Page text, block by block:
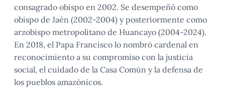
consagrado obispo en 2002. Se desempeñó como
obispo de Jaén (2002-2004) y posteriormente como
arzobispo metropolitano de Huancayo (2004-2024).
En 2018, el Papa Francisco lo nombró cardenal en
reconocimiento a su compromiso con la justicia
social, el cuidado de la Casa Común y la defensa de
los pueblos amazónicos.